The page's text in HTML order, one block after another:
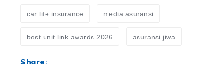
car life insurance media asuransi
best unit link awards 2026 asuransi jiwa
Share: